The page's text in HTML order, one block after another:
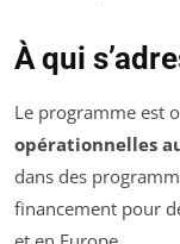
À qui
Le programme est
opérationnelles
dans des
financement pour